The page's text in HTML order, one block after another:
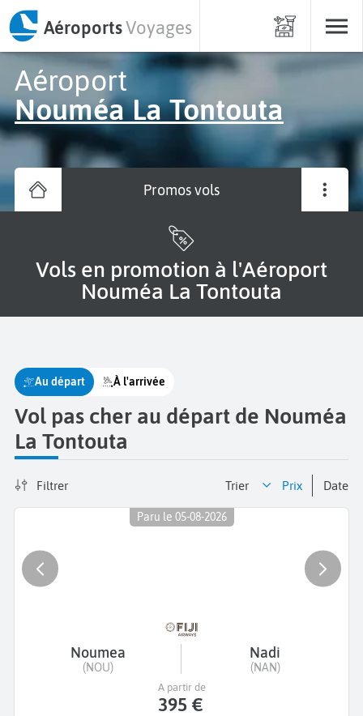
AéroportsVoyages
Aéroport
Nouméa La Tontouta
Promos vols
Vols en promotion à l'Aéroport
Nouméa La Tontouta
Vol pas cher au départ de Nouméa
La Tontouta
Au départ À l'arrivée
Filtrer Trier prix date
Paru le 05-08-2026
Noumea
(NOU)
Nadi
(NAN)
A partir de
395 €